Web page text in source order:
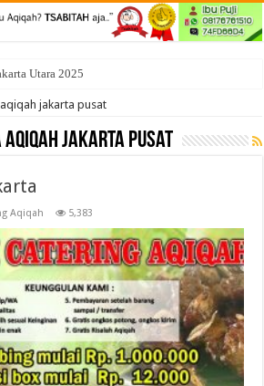
Utara 2025
jakarta pusat
aqiqah jakarta pusat
Aqiqah 5,383